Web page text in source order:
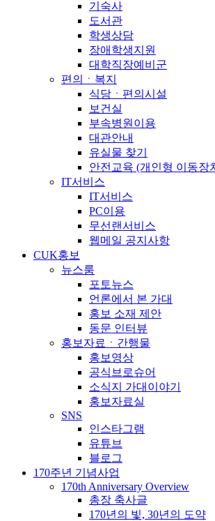
기숙사
도서관
학생상담
장애학생지원
대학직장예비군
편의ㆍ복지
식당ㆍ편의시설
보건실
부속병원이용
대관안내
유실물 찾기
안전교육 (개인형 이동장
IT서비스
IT서비스
PC이용
무선랜서비스
웹메일 공지사항
CUK홍보
뉴스룸
포토뉴스
언론에서 본 가대
홍보 소재 제안
동문 인터뷰
홍보자료ㆍ간행물
홍보영상
공식브로슈어
소식지 가대이야기
홍보자료실
SNS
인스타그램
유튜브
블로그
170주년 기념사업
170th Anniversary Overview
총장 축사글
170년의 빛, 30년의 도약